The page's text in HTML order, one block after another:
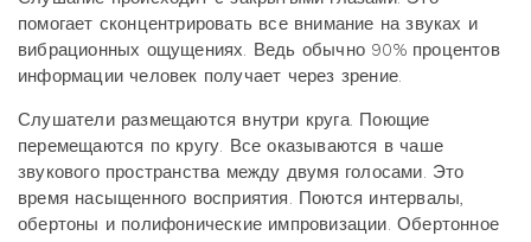
помогает сконцентрировать все внимание на звуках и
вибрационных ощущениях. Ведь обычно 90% процентов
информации человек получает через зрение.
Слушатели размещаются внутри круга. Поющие
перемещаются по кругу. Все оказываются в чаше
звукового пространства между двумя голосами. Это
время насыщенного восприятия. Поются интервалы,
обертоны и полифонические импровизации. Обертонное